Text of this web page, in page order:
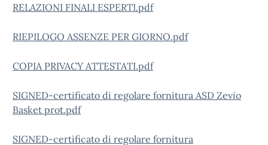
RELAZIONI FINALI ESPERTI.pdf
RIEPILOGO ASSENZE PER GIORNO.pdf
COPIA PRIVACY ATTESTATI.pdf
SIGNED-certificato di regolare fornitura ASD Zevio
Basket prot.pdf
SIGNED-certificato di regolare fornitura